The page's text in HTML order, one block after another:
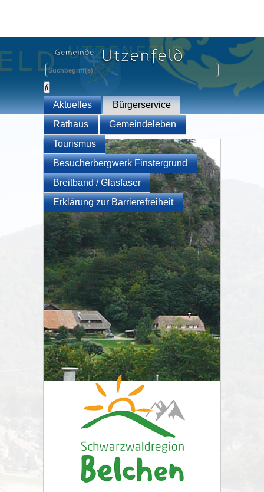
Aktuelles
Bürgerservice
Rathaus
Gemeindeleben
Tourismus
Besucherbergwerk Finstergrund
Breitband / Glasfaser
Erklärung zur Barrierefreiheit